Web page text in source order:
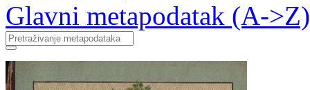
Glavni metapodatak (A->Z)